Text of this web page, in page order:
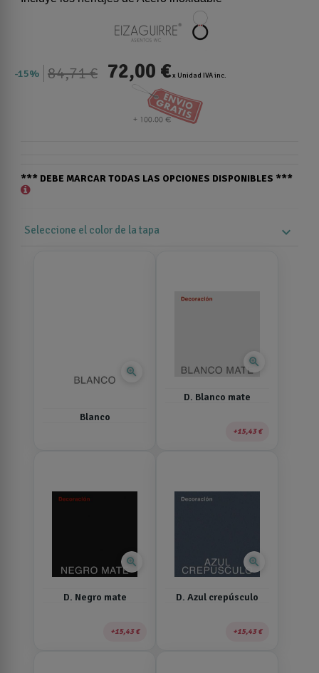
15% 84,71 € 72,00 €x Unidad IVA inc.
*** DEBE MARCAR TODAS LAS OPCIONES DISPONIBLES ***
Seleccione el color de la tapa expand_more
zoom_in
Blanco
zoom_in
D. Blanco mate
15,43 €
zoom_in
D. Negro mate
15,43 €
zoom_in
D. Azul crepúsculo
15,43 €